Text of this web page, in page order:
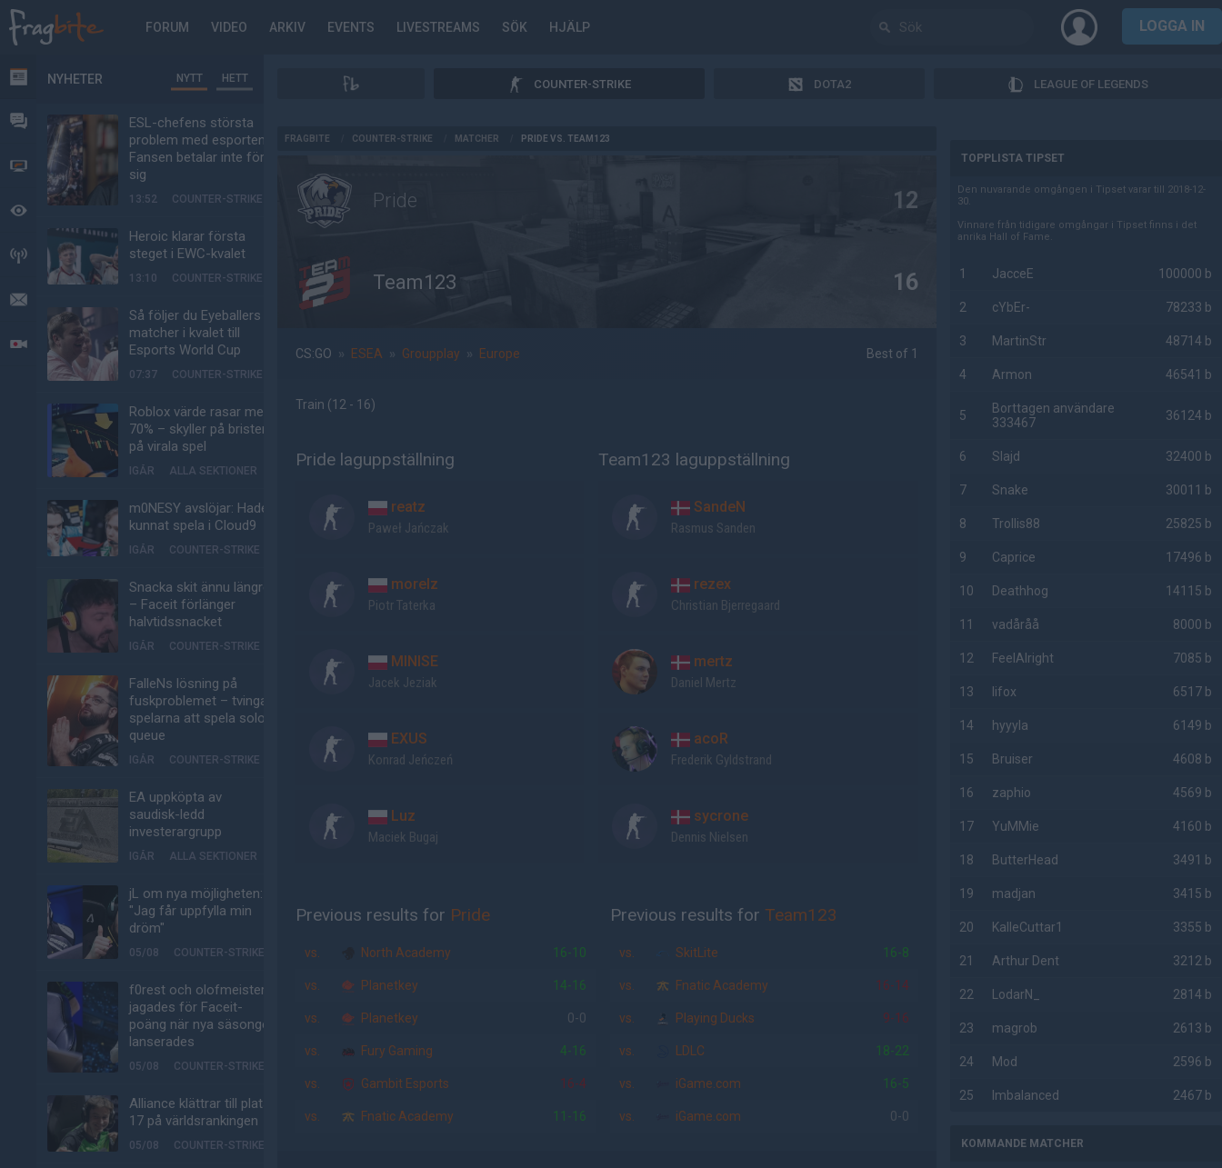
FORUM VIDEO ARKIV EVENTS LIVESTREAMS SÖK HJÄLP LOGGA IN
NYHETER
FORUM
VIDEO
HÄNDELSER
LIVESÄNDNINGAR
NYHETER NYTT HETT
ESL-chefens största
problem med esporten:
Fansen betalar inte för
sig
13:52 COUNTER-STRIKE
Heroic klarar första
steget i EWC-kvalet
13:10 COUNTER-STRIKE
Så följer du Eyeballers
matcher i kvalet till
Esports World Cup
07:37 COUNTER-STRIKE
Roblox värde rasar med
70% – skyller på bristen
på virala spel
IGÅR ALLA SEKTIONER
m0NESY avslöjar: Hade
kunnat spela i Cloud9
IGÅR COUNTER-STRIKE
Snacka skit ännu längre
– Faceit förlänger
halvtidssnacket
IGÅR COUNTER-STRIKE
FalleNs lösning på
fuskproblemet – tvinga
spelarna att spela solo-
queue
IGÅR COUNTER-STRIKE
EA uppköpta av
saudisk-ledd
investerargrupp
IGÅR ALLA SEKTIONER
jL om nya möjligheten:
"Jag får uppfylla min
dröm"
05/08 COUNTER-STRIKE
f0rest och olofmeister
jagades för Faceit-
poäng när nya säsongen
lanserades
05/08 COUNTER-STRIKE
Alliance klättrar till plats
17 på världsrankingen
05/08 COUNTER-STRIKE
COUNTER-STRIKE DOTA2 LEAGUE OF LEGENDS
FRAGBITE COUNTER-STRIKE MATCHER PRIDE VS. TEAM123
Pride 12
Team123 16
CS:GO » ESEA » Groupplay » Europe Best of 1
Train (12 - 16)
Pride laguppställning
reatz
Paweł Jańczak
morelz
Piotr Taterka
MINISE
Jacek Jeziak
EXUS
Konrad Jeńczeń
Luz
Maciek Bugaj
Team123 laguppställning
SandeN
Rasmus Sanden
rezex
Christian Bjerregaard
mertz
Daniel Mertz
acoR
Frederik Gyldstrand
sycrone
Dennis Nielsen
Previous results for Pride
vs. North Academy 16-10
vs. Planetkey 14-16
vs. Planetkey 0-0
vs. Fury Gaming 4-16
vs. Gambit Esports 16-4
vs. Fnatic Academy 11-16
Previous results for Team123
vs. SkitLite 16-8
vs. Fnatic Academy 16-14
vs. Playing Ducks 9-16
vs. LDLC 18-22
vs. iGame.com 16-5
vs. iGame.com 0-0
TOPPLISTA TIPSET
Den nuvarande omgången i Tipset varar till 2018-12-
30.
Vinnare från tidigare omgångar i Tipset finns i det
anrika Hall of Fame.
1 JacceE 100000 b
2 cYbEr- 78233 b
3 MartinStr 48714 b
4 Armon 46541 b
5
Borttagen användare
333467
36124 b
6 Slajd 32400 b
7 Snake 30011 b
8 Trollis88 25825 b
9 Caprice 17496 b
10 Deathhog 14115 b
11 vadåråå 8000 b
12 FeelAlright 7085 b
13 lifox 6517 b
14 hyyyla 6149 b
15 Bruiser 4608 b
16 zaphio 4569 b
17 YuMMie 4160 b
18 ButterHead 3491 b
19 madjan 3415 b
20 KalleCuttar1 3355 b
21 Arthur Dent 3212 b
22 LodarN_ 2814 b
23 magrob 2613 b
24 Mod 2596 b
25 Imbalanced 2467 b
KOMMANDE MATCHER